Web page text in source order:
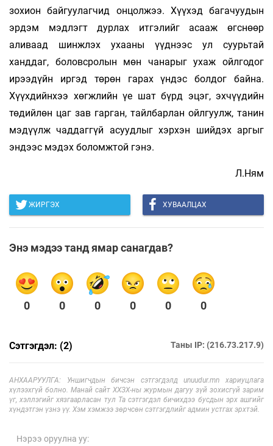
зохион байгуулагчид онцолжээ. Хүүхэд багачуудын
эрдэм мэдлэгт дурлах итгэлийг асааж өгснөөр
аливаад шинжлэх ухааны үүднээс ул суурьтай
ханддаг, боловсролын мөн чанарыг ухаж ойлгодог
ирээдүйн иргэд төрөн гарах үндэс болдог байна.
Хүүхдийнхээ хөгжлийн үе шат бүрд эцэг, эхчүүдийн
төдийлөн цаг зав гарган, тайлбарлан ойлгуулж, танин
мэдүүлж чаддаггүй асуудлыг хэрхэн шийдэх аргыг
эндээс мэдэх боломжтой гэнэ.
Л.Ням
ЖИРГЭХ ХУВААЛЦАХ
Энэ мэдээ танд ямар санагдав?
0 0 0 0 0 0
Сэтгэгдэл: (2) Таны IP: (216.73.217.9)
АНХААРУУЛГА: Уншигчдын бичсэн сэтгэгдэлд unuudur.mn хариуцлага
хүлээхгүй болно. Манай сайт ХХЗХ-ны журмын дагуу зүй зохисгүй зарим
үг, хэллэгийг хязгаарласан тул Та сэтгэгдэл бичихдээ бусдын эрх ашгийг
хүндэтгэн үзнэ үү. Хэм хэмжээ зөрчсөн сэтгэгдлийг админ устгах эрхтэй.